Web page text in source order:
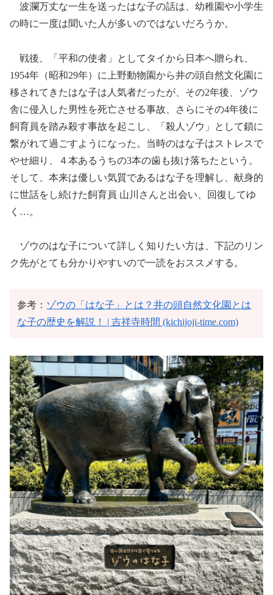
波瀾万丈な一生を送ったはな子の話は、幼稚園や小学生
の時に一度は聞いた人が多いのではないだろうか。
戦後、「平和の使者」としてタイから日本へ贈られ、
1954年（昭和29年）に上野動物園から井の頭自然文化園に
移されてきたはな子は人気者だったが、その2年後、ゾウ
舎に侵入した男性を死亡させる事故、さらにその4年後に
飼育員を踏み殺す事故を起こし、「殺人ゾウ」として鎖に
繋がれて過ごすようになった。当時のはな子はストレスで
やせ細り、４本あるうちの3本の歯も抜け落ちたという。
そして、本来は優しい気質であるはな子を理解し、献身的
に世話をし続けた飼育員 山川さんと出会い、回復してゆ
く…。
ゾウのはな子について詳しく知りたい方は、下記のリン
ク先がとても分かりやすいので一読をおススメする。
参考： ゾウの「はな子」とは？井の頭自然文化園とは
な子の歴史を解説！ | 吉祥寺時間 (kichijoji-time.com)